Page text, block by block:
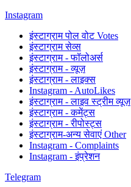
Instagram
इंस्टाग्राम पोल वोट Votes
इंस्टाग्राम सेव्स
इंस्टाग्राम - फॉलोअर्स
इंस्टाग्राम - व्यूज़
इंस्टाग्राम - लाइक्स
Instagram - AutoLikes
इंस्टाग्राम - लाइव स्ट्रीम व्यूज़
इंस्टाग्राम - कमेंट्स
इंस्टाग्राम - रीपोस्ट्स
इंस्टाग्राम-अन्य सेवाएं Other
Instagram - Complaints
Instagram - इंप्रेशन
Telegram